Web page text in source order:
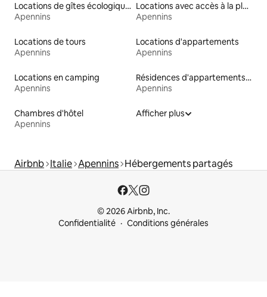
Locations de gîtes écologiques
Apennins
Locations avec accès à la plage
Apennins
Locations de tours
Apennins
Locations d'appartements
Apennins
Locations en camping
Apennins
Résidences d'appartements en location
Apennins
Chambres d'hôtel
Apennins
Afficher plus
Airbnb Italie Apennins Hébergements partagés
© 2026 Airbnb, Inc.
Confidentialité
Conditions générales